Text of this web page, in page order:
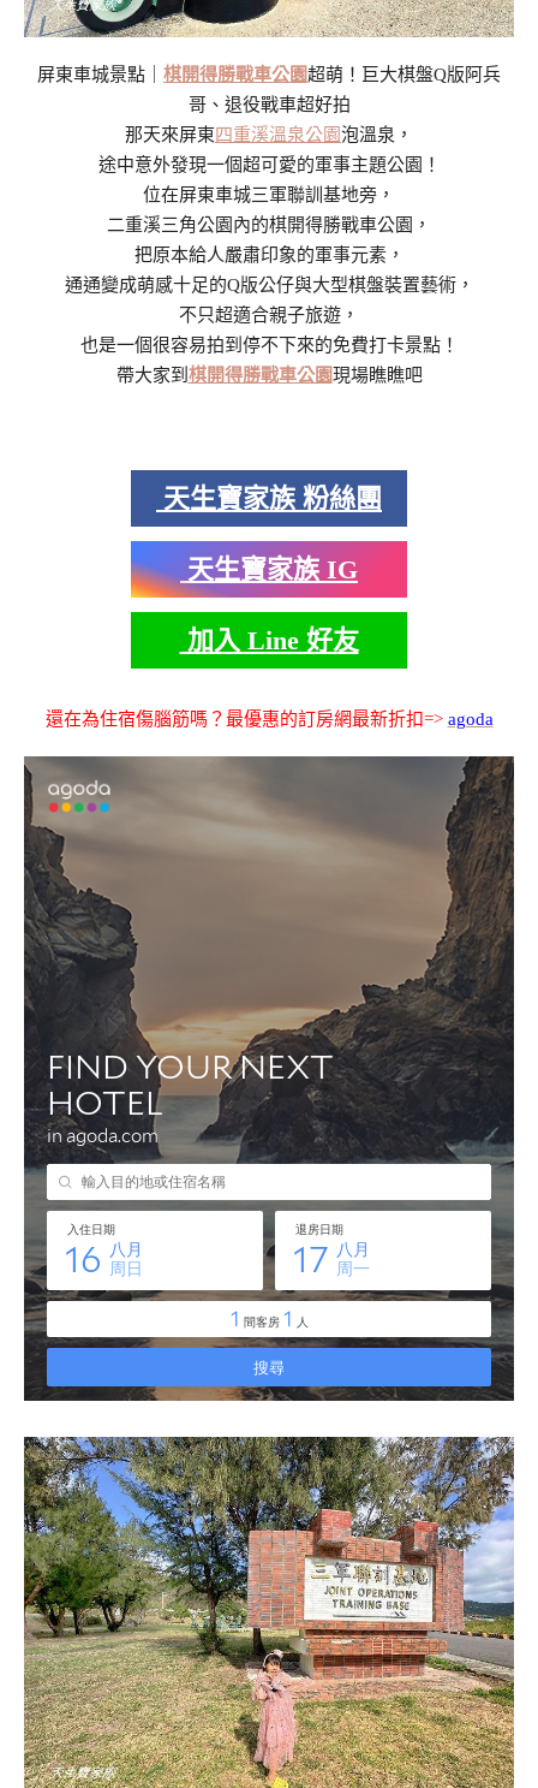
屏東車城景點｜ 棋開得勝戰車公園超萌！巨大棋盤Q版阿兵
哥、退役戰車超好拍
那天來屏東四重溪溫泉公園泡溫泉，
途中意外發現一個超可愛的軍事主題公園！
位在屏東車城三軍聯訓基地旁，
二重溪三角公園內的棋開得勝戰車公園，
把原本給人嚴肅印象的軍事元素，
通通變成萌感十足的Q版公仔與大型棋盤裝置藝術，
不只超適合親子旅遊，
也是一個很容易拍到停不下來的免費打卡景點！
帶大家到 棋開得勝戰車公園現場瞧瞧吧
天生寶家族 粉絲團
天生寶家族 IG
加入 Line 好友
還在為住宿傷腦筋嗎？最優惠的訂房網最新折扣=> agoda